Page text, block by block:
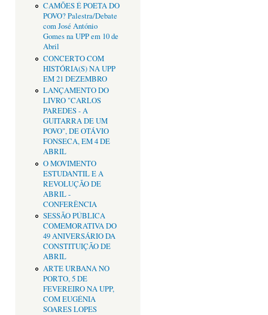
CAMÕES É POETA DO
POVO? Palestra/Debate
com José António
Gomes na UPP em 10 de
Abril
CONCERTO COM
HISTÓRIA(S) NA UPP
EM 21 DEZEMBRO
LANÇAMENTO DO
LIVRO "CARLOS
PAREDES - A
GUITARRA DE UM
POVO", DE OTÁVIO
FONSECA, EM 4 DE
ABRIL
O MOVIMENTO
ESTUDANTIL E A
REVOLUÇÃO DE
ABRIL -
CONFERÊNCIA
SESSÃO PÚBLICA
COMEMORATIVA DO
49 ANIVERSÁRIO DA
CONSTITUIÇÃO DE
ABRIL
ARTE URBANA NO
PORTO, 5 DE
FEVEREIRO NA UPP,
COM EUGÉNIA
SOARES LOPES